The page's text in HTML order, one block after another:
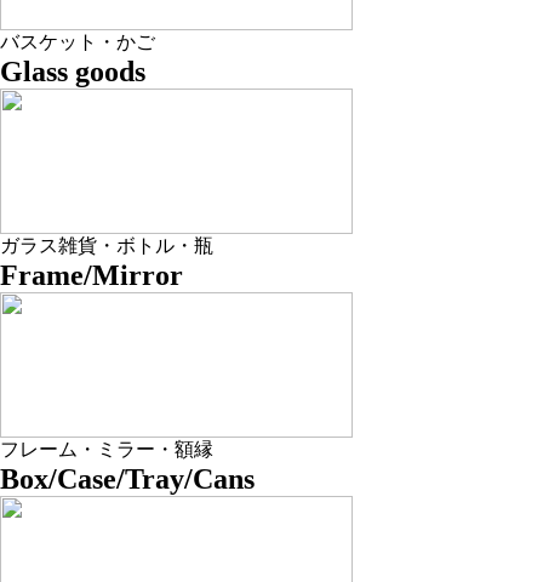
バスケット・かご
Glass goods
ガラス雑貨・ボトル・瓶
Frame/Mirror
フレーム・ミラー・額縁
Box/Case/Tray/Cans